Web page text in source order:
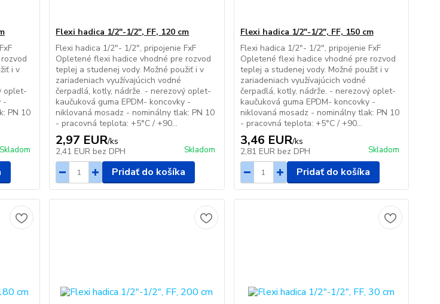
i v
oplet-
-
PN 10
Skladom
Flexi hadica 1/2"-1/2", FF, 120 cm
Flexi hadica 1/2"- 1/2", pripojenie FxF
Opletené flexi hadice vhodné pre rozvod
teplej a studenej vody. Možné použiť i v
zariadeniach využívajúcich vodné
čerpadlá, kotly, nádrže. - nerezový oplet-
kaučuková guma EPDM- koncovky -
niklovaná mosadz - nominálny tlak: PN 10
- pracovná teplota: +5°C / +90...
2,97 EUR/ks
2,41 EUR bez DPH Skladom
Pridať do košíka
Flexi hadica 1/2"-1/2", FF, 150 cm
Flexi hadica 1/2"- 1/2", pripojenie FxF
Opletené flexi hadice vhodné pre rozvod
teplej a studenej vody. Možné použiť i v
zariadeniach využívajúcich vodné
čerpadlá, kotly, nádrže. - nerezový oplet-
kaučuková guma EPDM- koncovky -
niklovaná mosadz - nominálny tlak: PN 10
- pracovná teplota: +5°C / +90...
3,46 EUR/ks
2,81 EUR bez DPH Skladom
Pridať do košíka